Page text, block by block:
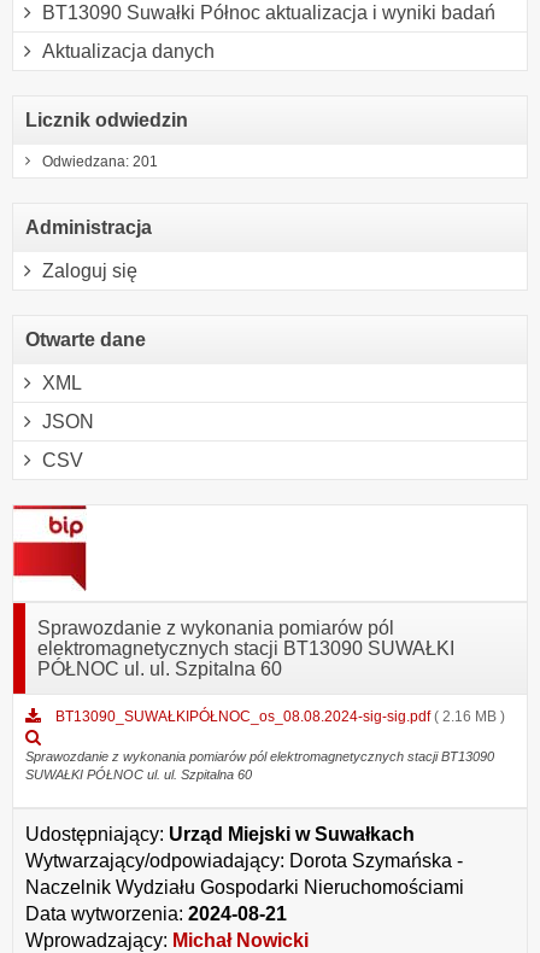
BT13090 Suwałki Północ aktualizacja i wyniki badań
Aktualizacja danych
Licznik odwiedzin
Odwiedzana: 201
Administracja
Zaloguj się
Otwarte dane
XML
JSON
CSV
Sprawozdanie z wykonania pomiarów pól
elektromagnetycznych stacji BT13090 SUWAŁKI
PÓŁNOC ul. ul. Szpitalna 60
BT13090_SUWAŁKIPÓŁNOC_os_08.08.2024-sig-sig.pdf ( 2.16 MB )
załącznika
BT13090_SUWAŁKIPÓŁNOC_os_08.08.2024-
Sprawozdanie z wykonania pomiarów pól elektromagnetycznych stacji BT13090
SUWAŁKI PÓŁNOC ul. ul. Szpitalna 60
Udostępniający: Urząd Miejski w Suwałkach
Wytwarzający/odpowiadający: Dorota Szymańska -
Naczelnik Wydziału Gospodarki Nieruchomościami
Data wytworzenia: 2024-08-21
Wprowadzający: Michał Nowicki